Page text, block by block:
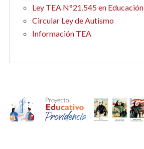
Ley TEA N°21.545 en Educación
Circular Ley de Autismo
Información TEA